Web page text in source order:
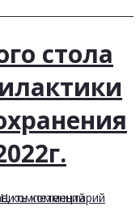
компетенций
стола
комментарий